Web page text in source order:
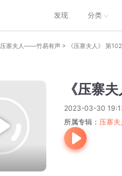
发现 分类
压寨夫人——竹易有声 > 《压寨夫人》 第
《压寨
2023-03-30
所属专辑： 压寨